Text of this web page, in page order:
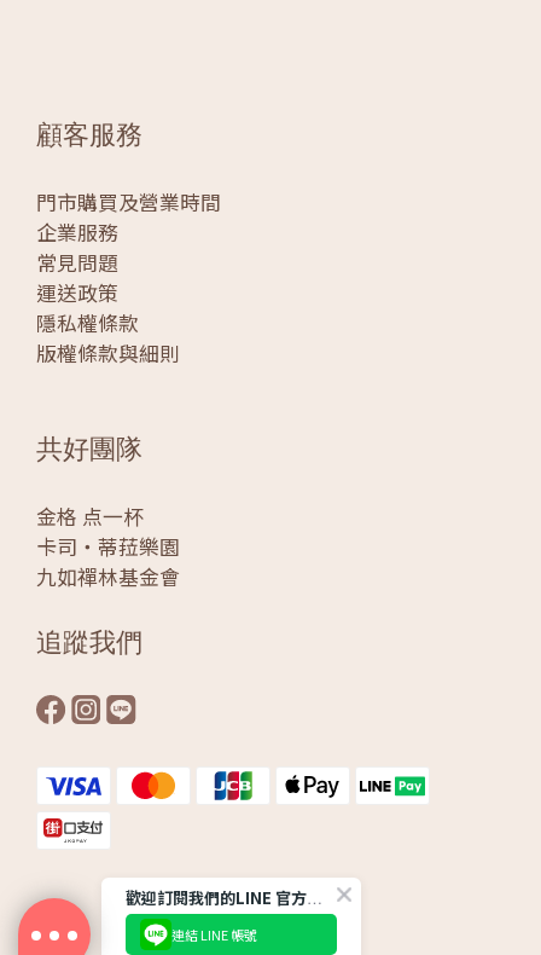
顧客服務
門市購買及營業時間
企業服務
常見問題
運送政策
隱私權條款
版權條款與細則
共好團隊
金格 点一杯
卡司‧蒂菈樂園
九如禪林基金會
追蹤我們
Powered by KÖNIG
歡迎訂閱我們的LINE 官方帳號
連結 LINE 帳號